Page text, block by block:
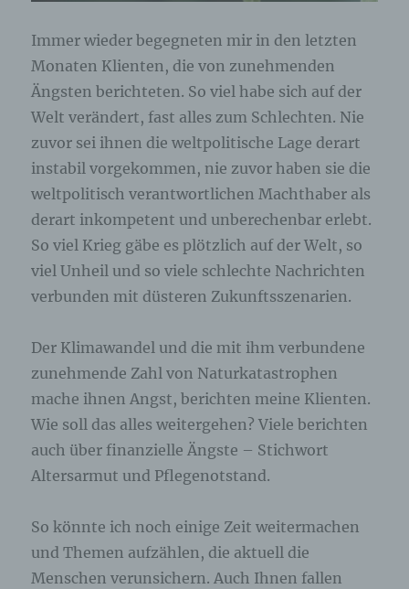
Immer wieder begegneten mir in den letzten
Monaten Klienten, die von zunehmenden
Ängsten berichteten. So viel habe sich auf der
Welt verändert, fast alles zum Schlechten. Nie
zuvor sei ihnen die weltpolitische Lage derart
instabil vorgekommen, nie zuvor haben sie die
weltpolitisch verantwortlichen Machthaber als
derart inkompetent und unberechenbar erlebt.
So viel Krieg gäbe es plötzlich auf der Welt, so
viel Unheil und so viele schlechte Nachrichten
verbunden mit düsteren Zukunftsszenarien.
Der Klimawandel und die mit ihm verbundene
zunehmende Zahl von Naturkatastrophen
mache ihnen Angst, berichten meine Klienten.
Wie soll das alles weitergehen? Viele berichten
auch über finanzielle Ängste – Stichwort
Altersarmut und Pflegenotstand.
So könnte ich noch einige Zeit weitermachen
und Themen aufzählen, die aktuell die
Menschen verunsichern. Auch Ihnen fallen
entsprechende Einstellung in Ihrem Browser
verhindern.
Zahlreiche Internetseiten und Server verwenden
Cookies. Viele Cookies enthalten eine sogenannte
Cookie-ID. Eine Cookie-ID ist eine eindeutige
Kennung des Cookies. Sie besteht aus einer
Zeichenfolge, durch welche Internetseiten und
Server dem konkreten Internetbrowser zugeordnet
werden können, in dem das Cookie gespeichert
wurde. Dies ermöglicht es den besuchten
Internetseiten und Servern, den individuellen
Browser der betroffenen Person von anderen
zu unterscheiden. Ein bestimmter Internetbrowser
und identifiziert werden.
Durch den Einsatz von Cookies kann den Nutzern
dieser Internetseite nutzerfreundlichere Services
bereitstellen, die ohne die Cookie-Setzung nicht
Mittels eines Cookies können die Informationen
des Benutzers optimiert werden. Cookies
ermöglichen uns, wie bereits erwähnt, die
Benutzer unserer Internetseite wiederzuerkennen.
Zweck dieser Wiedererkennung ist es, den